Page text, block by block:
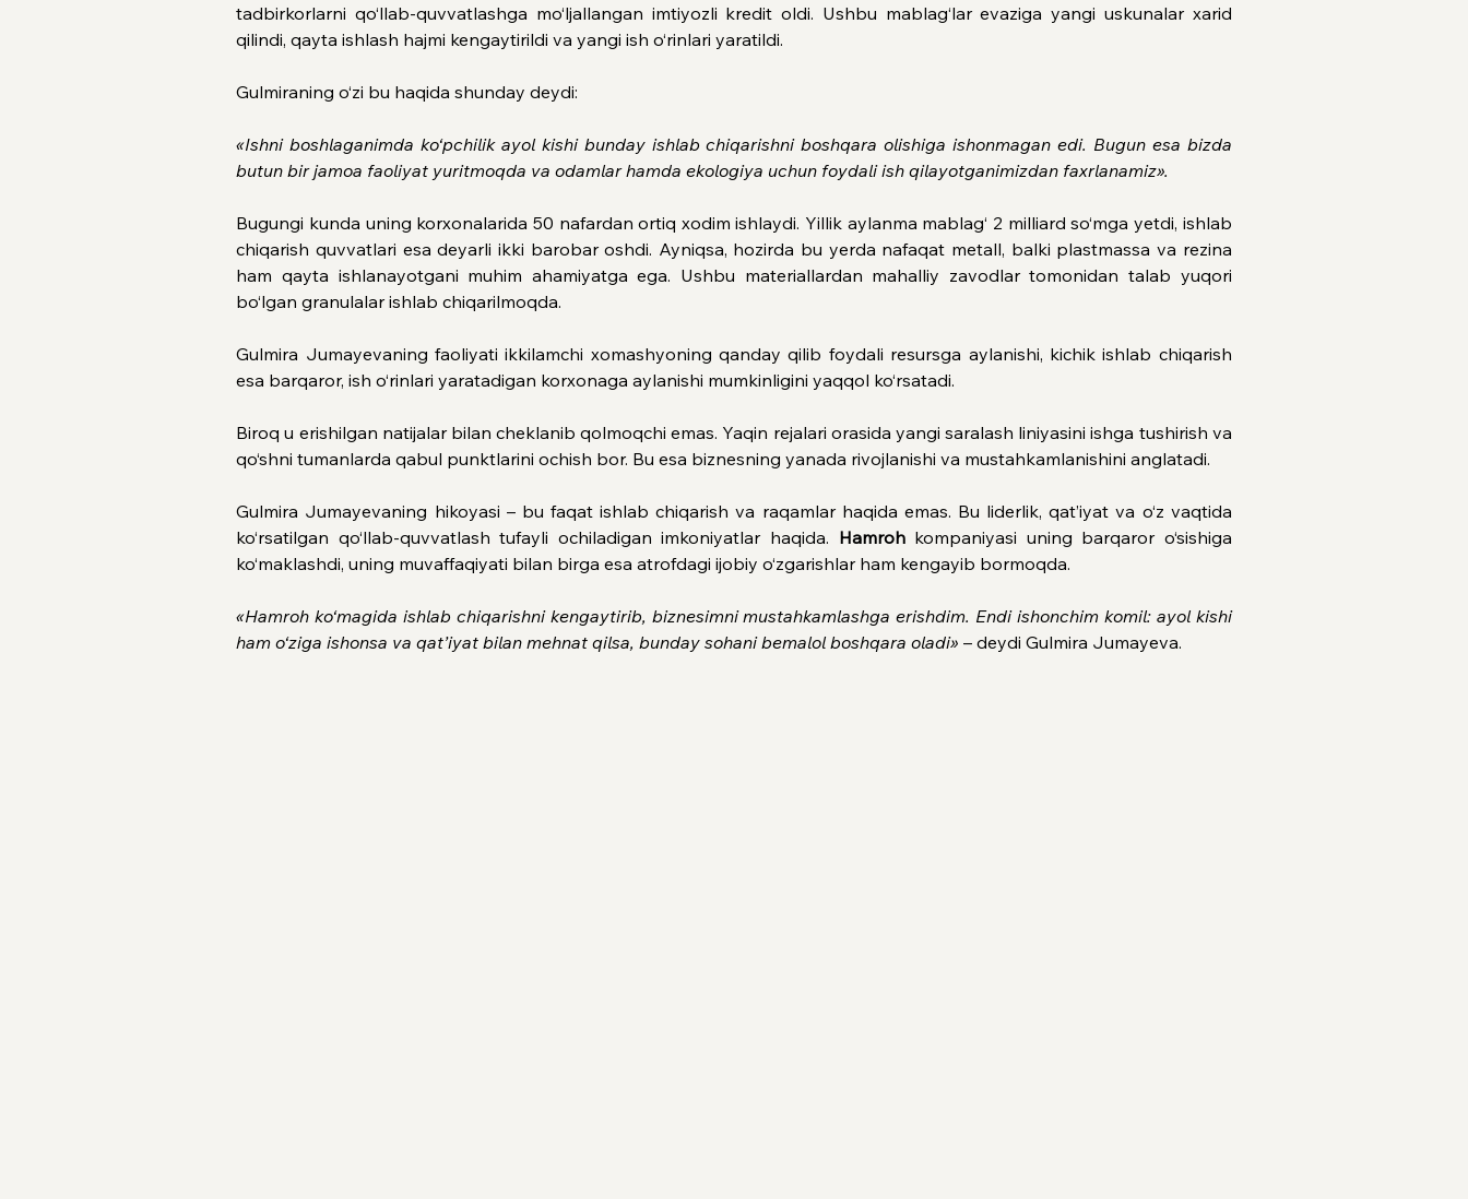
tadbirkorlarni qo‘llab-quvvatlashga mo‘ljallangan imtiyozli kredit oldi. Ushbu mablag‘lar evaziga yangi uskunalar xarid
qilindi, qayta ishlash hajmi kengaytirildi va yangi ish o‘rinlari yaratildi.
Gulmiraning o‘zi bu haqida shunday deydi:
«Ishni boshlaganimda ko‘pchilik ayol kishi bunday ishlab chiqarishni boshqara olishiga ishonmagan edi. Bugun esa bizda
butun bir jamoa faoliyat yuritmoqda va odamlar hamda ekologiya uchun foydali ish qilayotganimizdan faxrlanamiz».
Bugungi kunda uning korxonalarida 50 nafardan ortiq xodim ishlaydi. Yillik aylanma mablag‘ 2 milliard so‘mga yetdi, ishlab
chiqarish quvvatlari esa deyarli ikki barobar oshdi. Ayniqsa, hozirda bu yerda nafaqat metall, balki plastmassa va rezina
ham qayta ishlanayotgani muhim ahamiyatga ega. Ushbu materiallardan mahalliy zavodlar tomonidan talab yuqori
bo‘lgan granulalar ishlab chiqarilmoqda.
Gulmira Jumayevaning faoliyati ikkilamchi xomashyoning qanday qilib foydali resursga aylanishi, kichik ishlab chiqarish
esa barqaror, ish o‘rinlari yaratadigan korxonaga aylanishi mumkinligini yaqqol ko‘rsatadi.
Biroq u erishilgan natijalar bilan cheklanib qolmoqchi emas. Yaqin rejalari orasida yangi saralash liniyasini ishga tushirish va
qo‘shni tumanlarda qabul punktlarini ochish bor. Bu esa biznesning yanada rivojlanishi va mustahkamlanishini anglatadi.
Gulmira Jumayevaning hikoyasi – bu faqat ishlab chiqarish va raqamlar haqida emas. Bu liderlik, qat’iyat va o‘z vaqtida
ko‘rsatilgan qo‘llab-quvvatlash tufayli ochiladigan imkoniyatlar haqida. Hamroh kompaniyasi uning barqaror o‘sishiga
ko‘maklashdi, uning muvaffaqiyati bilan birga esa atrofdagi ijobiy o‘zgarishlar ham kengayib bormoqda.
«Hamroh ko‘magida ishlab chiqarishni kengaytirib, biznesimni mustahkamlashga erishdim. Endi ishonchim komil: ayol kishi
ham o‘ziga ishonsa va qat’iyat bilan mehnat qilsa, bunday sohani bemalol boshqara oladi» – deydi Gulmira Jumayeva.